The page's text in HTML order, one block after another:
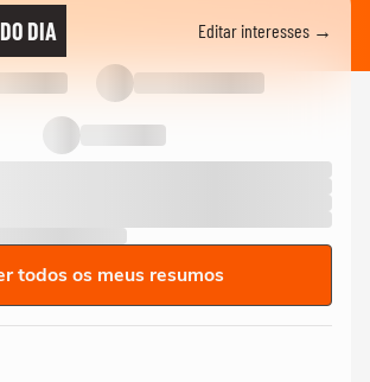
DIA Editar interesses →
todos os meus resumos